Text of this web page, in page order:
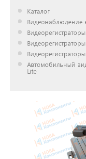
Каталог
Видеонаблюдение
Видеорегистраторы
Видеорегистраторы
Автомобильный
Lite